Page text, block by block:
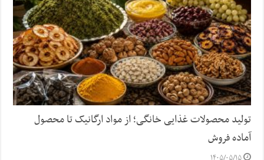
تولید محصولات غذایی خانگی؛ از مواد ارگانیک تا محصول
آماده فروش